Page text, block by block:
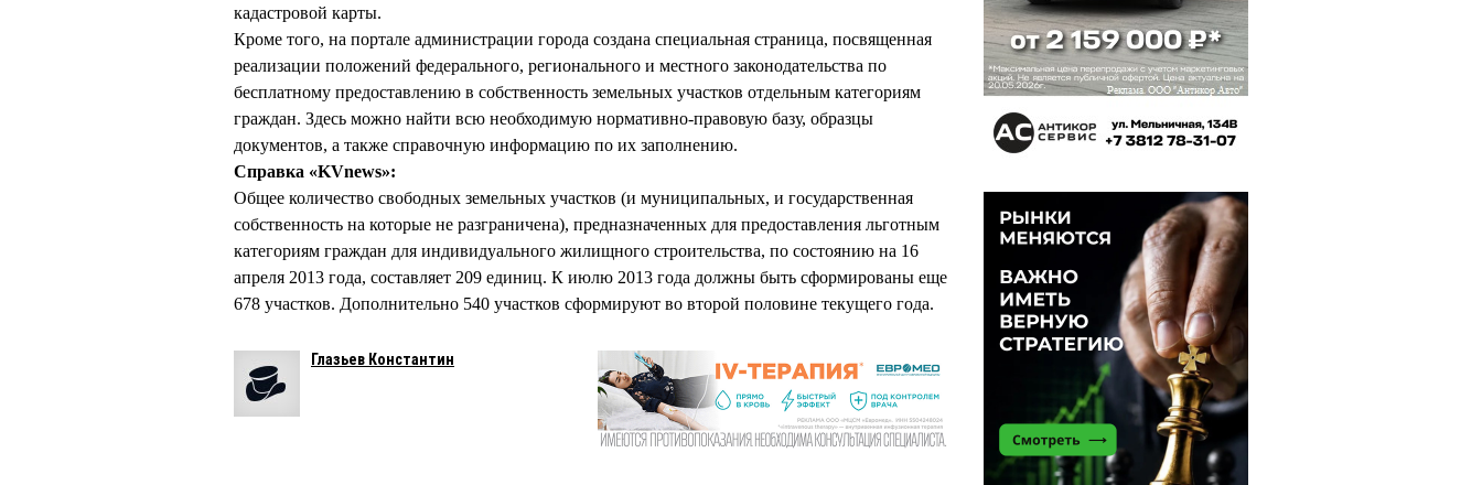
кадастровой карты.
Кроме того, на портале администрации города создана специальная страница, посвященная
реализации положений федерального, регионального и местного законодательства по
бесплатному предоставлению в собственность земельных участков отдельным категориям
граждан. Здесь можно найти всю необходимую нормативно-правовую базу, образцы
документов, а также справочную информацию по их заполнению.
Справка «KVnews»:
Общее количество свободных земельных участков (и муниципальных, и государственная
собственность на которые не разграничена), предназначенных для предоставления льготным
категориям граждан для индивидуального жилищного строительства, по состоянию на 16
апреля 2013 года, составляет 209 единиц. К июлю 2013 года должны быть сформированы еще
678 участков. Дополнительно 540 участков сформируют во второй половине текущего года.
Глазьев Константин